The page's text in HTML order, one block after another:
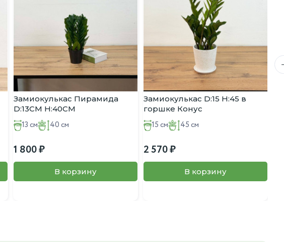
Замиокулькас Пирамида
D:13CM H:40CM
13 см 40 см
1 800
В корзину
Замиокулькас D:15 H:45 в
горшке Конус
15 см 45 см
2 570
В корзину